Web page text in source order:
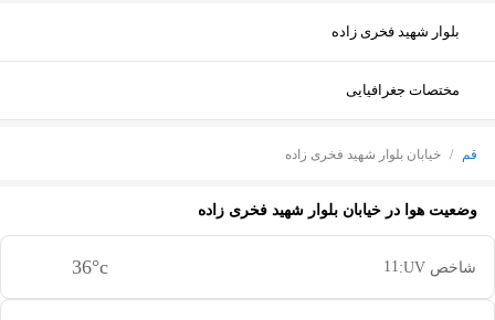
بلوار شهید فخری زاده
مختصات جغرافیایی
قم / خیابان بلوار شهید فخری زاده
وضعیت هوا در خیابان بلوار شهید فخری زاده
36 شاخص UV: 11